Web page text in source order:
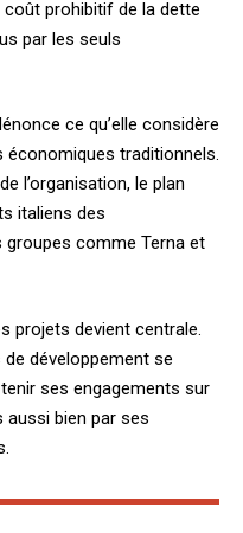
prohibitif de la dette
par les seuls
ce qu’elle considère
économiques traditionnels.
l’organisation, le plan
italiens des
groupes comme Terna et
projets devient centrale.
développement se
ses engagements sur
aussi bien par ses